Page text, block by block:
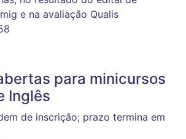
e na avaliação Qualis
para minicursos
Inglês
de inscrição; prazo termina em